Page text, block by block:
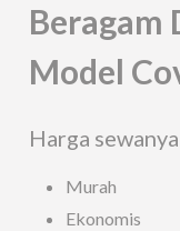
Beragam
Model
Harga
Murah
Ekonomis